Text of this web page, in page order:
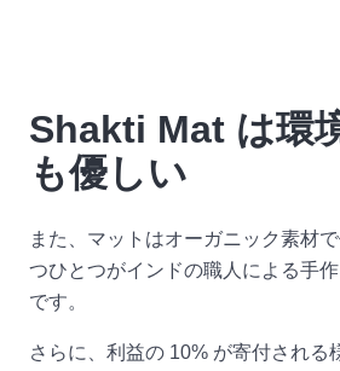
Shakti Mat は環
も優しい
また、マットはオーガニック素材
つひとつがインドの職人による手
です。
さらに、利益の 10% が寄付される